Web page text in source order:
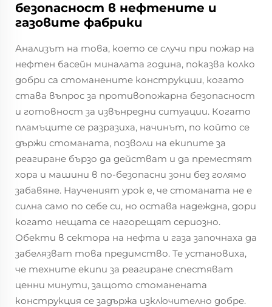
безопасност в нефтените и
газовите фабрики
Анализът на това, което се случи при пожар на
нефтен басейн миналата година, показва колко
добри са стоманените конструкции, когато
става въпрос за противопожарна безопасност
и готовност за извънредни ситуации. Когато
пламъците се разразиха, начинът, по който се
държи стоманата, позволи на екипите за
реагиране бързо да действат и да преместят
хора и машини в по-безопасни зони без голямо
забавяне. Наученият урок е, че стоманата не е
силна само по себе си, но остава надеждна, дори
когато нещата се нагорещят сериозно.
Обекти в сектора на нефта и газа започнаха да
забелязват това предимство. Те установиха,
че техните екипи за реагиране спестяват
ценни минути, защото стоманената
конструкция се задържа изключително добре.